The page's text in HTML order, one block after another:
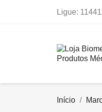
Ligue:
Início